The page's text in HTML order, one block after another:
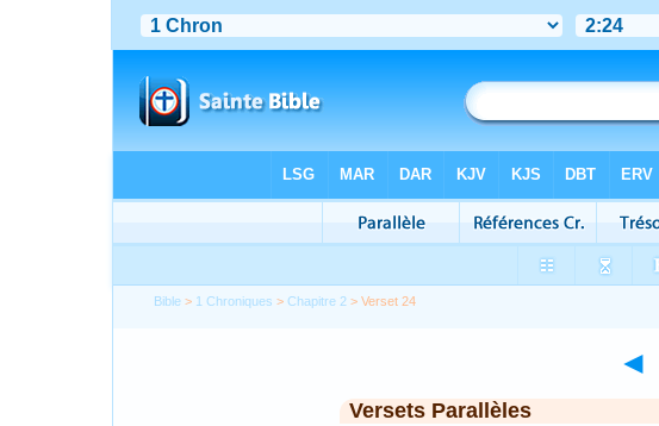
Bible > 1 Chroniques >Chapitre 2 > Verset 24
◄
Versets Parallèles